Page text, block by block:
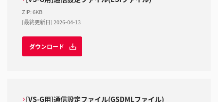
ZIP:6KB
[最終更新日] 2026-04-13
ダウンロード
[VS-G用]通信設定ファイル(GSDMLファイル)